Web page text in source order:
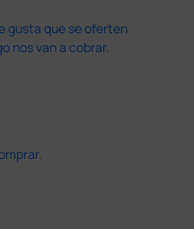
gusta que se oferten
nos van a cobrar.